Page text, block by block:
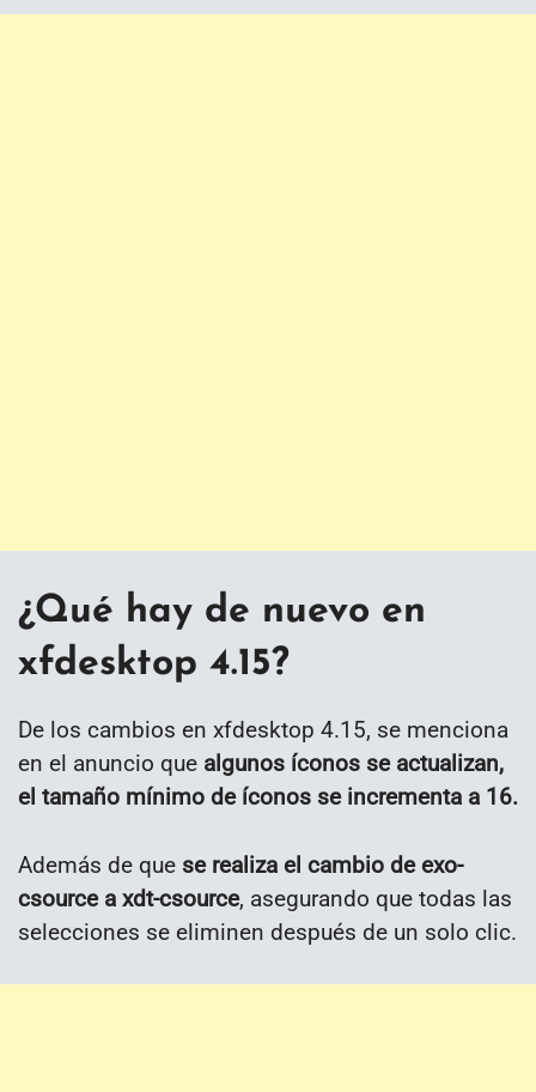
¿Qué hay de nuevo en
xfdesktop 4.15?
De los cambios en xfdesktop 4.15, se menciona
en el anuncio que algunos íconos se actualizan,
el tamaño mínimo de íconos se incrementa a 16.
Además de que se realiza el cambio de exo-
csource a xdt-csource, asegurando que todas las
selecciones se eliminen después de un solo clic.